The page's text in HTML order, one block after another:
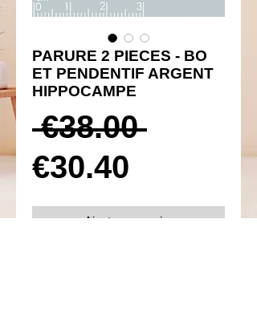
PARURE 2 PIECES - BO
ET PENDENTIF ARGENT
HIPPOCAMPE
€38.00 Prix
original
€30.40
Ajouter au panier